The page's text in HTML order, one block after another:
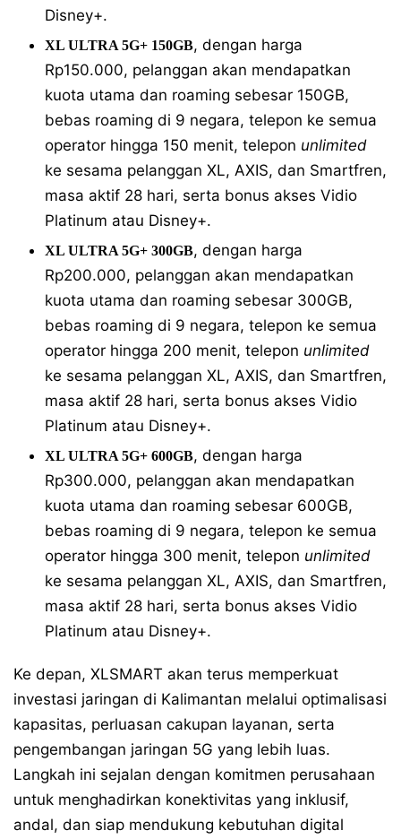
Disney+.
XL ULTRA 5G+ 150GB, dengan harga
Rp150.000, pelanggan akan mendapatkan
kuota utama dan roaming sebesar 150GB,
bebas roaming di 9 negara, telepon ke semua
operator hingga 150 menit, telepon unlimited
ke sesama pelanggan XL, AXIS, dan Smartfren,
masa aktif 28 hari, serta bonus akses Vidio
Platinum atau Disney+.
XL ULTRA 5G+ 300GB, dengan harga
Rp200.000, pelanggan akan mendapatkan
kuota utama dan roaming sebesar 300GB,
bebas roaming di 9 negara, telepon ke semua
operator hingga 200 menit, telepon unlimited
ke sesama pelanggan XL, AXIS, dan Smartfren,
masa aktif 28 hari, serta bonus akses Vidio
Platinum atau Disney+.
XL ULTRA 5G+ 600GB, dengan harga
Rp300.000, pelanggan akan mendapatkan
kuota utama dan roaming sebesar 600GB,
bebas roaming di 9 negara, telepon ke semua
operator hingga 300 menit, telepon unlimited
ke sesama pelanggan XL, AXIS, dan Smartfren,
masa aktif 28 hari, serta bonus akses Vidio
Platinum atau Disney+.
Ke depan, XLSMART akan terus memperkuat
investasi jaringan di Kalimantan melalui optimalisasi
kapasitas, perluasan cakupan layanan, serta
pengembangan jaringan 5G yang lebih luas.
Langkah ini sejalan dengan komitmen perusahaan
untuk menghadirkan konektivitas yang inklusif,
andal, dan siap mendukung kebutuhan digital